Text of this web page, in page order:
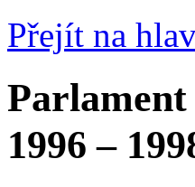
Přejít na
Parlament
1996 –